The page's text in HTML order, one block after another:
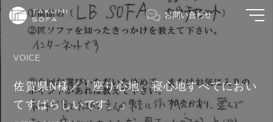
お問い合わせ
VOICE
佐賀県N様／「座り心地、寝心地すべてにおい
てすばらしいです。」